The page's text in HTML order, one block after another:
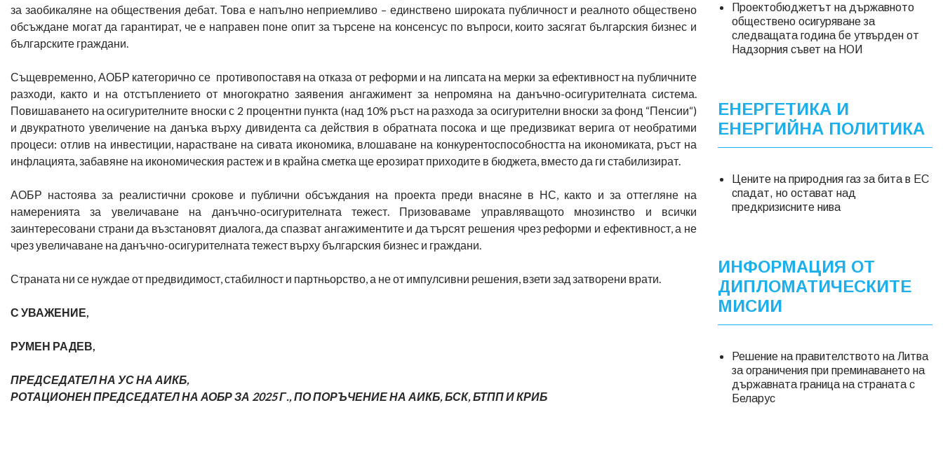
за заобикаляне на обществения дебат. Това е напълно неприемливо – единствено широката публичност и реалното обществено
обсъждане могат да гарантират, че е направен поне опит за търсене на консенсус по въпроси, които засягат българския бизнес и
българските граждани.
Същевременно, АОБР категорично се противопоставя на отказа от реформи и на липсата на мерки за ефективност на публичните
разходи, както и на отстъплението от многократно заявения ангажимент за непромяна на данъчно-осигурителната система.
Повишаването на осигурителните вноски с 2 процентни пункта (над 10% ръст на разхода за осигурителни вноски за фонд “Пенсии“)
и двукратното увеличение на данъка върху дивидента са действия в обратната посока и ще предизвикат верига от необратими
процеси: отлив на инвестиции, нарастване на сивата икономика, влошаване на конкурентоспособността на икономиката, ръст на
инфлацията, забавяне на икономическия растеж и в крайна сметка ще ерозират приходите в бюджета, вместо да ги стабилизират.
АОБР настоява за реалистични срокове и публични обсъждания на проекта преди внасяне в НС, както и за оттегляне на
намеренията за увеличаване на данъчно-осигурителната тежест. Призоваваме управляващото мнозинство и всички
заинтересовани страни да възстановят диалога, да спазват ангажиментите и да търсят решения чрез реформи и ефективност, а не
чрез увеличаване на данъчно-осигурителната тежест върху българския бизнес и граждани.
Страната ни се нуждае от предвидимост, стабилност и партньорство, а не от импулсивни решения, взети зад затворени врати.
С УВАЖЕНИЕ,
РУМЕН РАДЕВ,
ПРЕДСЕДАТЕЛ НА УС НА АИКБ,
РОТАЦИОНЕН ПРЕДСЕДАТЕЛ НА АОБР ЗА 2025 Г., ПО ПОРЪЧЕНИЕ НА АИКБ, БСК, БТПП И КРИБ
Проектобюджетът на държавното
обществено осигуряване за
следващата година бе утвърден от
Надзорния съвет на НОИ
ЕНЕРГЕТИКА И
ЕНЕРГИЙНА ПОЛИТИКА
Цените на природния газ за бита в ЕС
спадат, но остават над
предкризисните нива
ИНФОРМАЦИЯ ОТ
ДИПЛОМАТИЧЕСКИТЕ
МИСИИ
Решение на правителството на Литва
за ограничения при преминаването на
държавната граница на страната с
Беларус